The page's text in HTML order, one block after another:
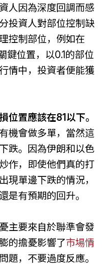
人因為深度回調而感
投資人對部位控制缺
控制部位，例如在
位置，以0.1的部位
情中，投資者便能獲
位置應該在81以下。
機會做多單，當然這
跌。因為伊朗和以色
作，即使他們真的打
現單邊下跌的情況，
是有預期的回升。
主要來自於聯準會發
的擔憂影響了市場情
題，不要過度反應。